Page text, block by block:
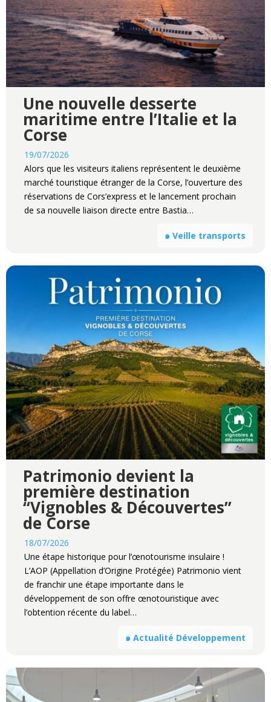
Une nouvelle desserte
maritime entre l’Italie et la
Corse
19/07/2026
Alors que les visiteurs italiens représentent le deuxième
marché touristique étranger de la Corse, l’ouverture des
réservations de Cors’express et le lancement prochain
de sa nouvelle liaison directe entre Bastia…
๑ Veille transports
Patrimonio devient la
première destination
“Vignobles & Découvertes”
de Corse
18/07/2026
Une étape historique pour l’œnotourisme insulaire !
L’AOP (Appellation d’Origine Protégée) Patrimonio vient
de franchir une étape importante dans le
développement de son offre œnotouristique avec
l’obtention récente du label…
๑ Actualité Développement